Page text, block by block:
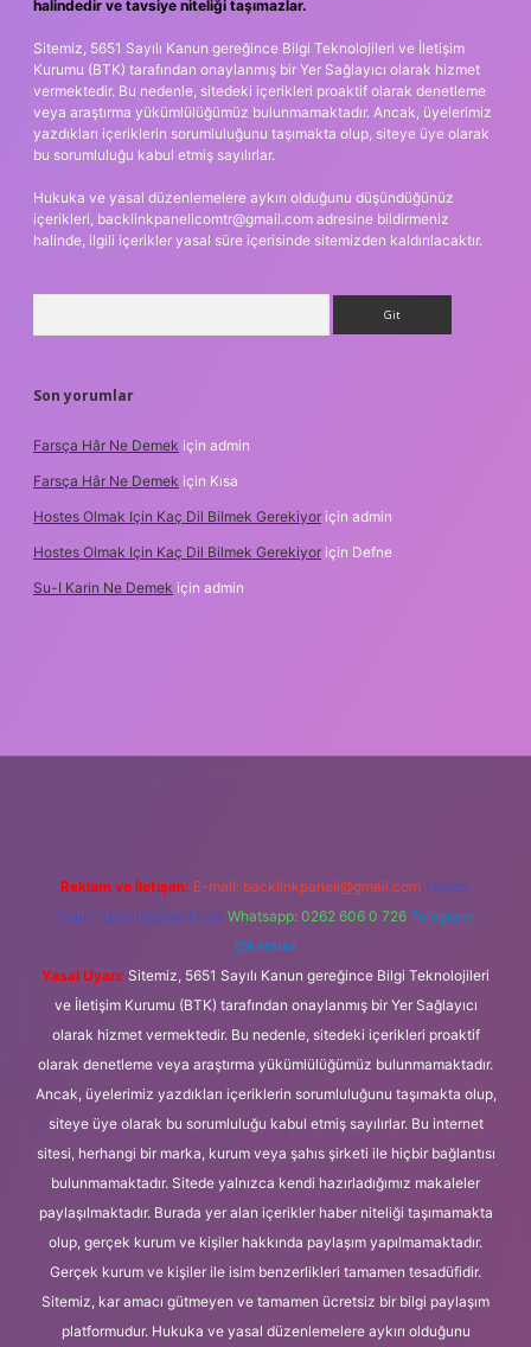
halindedir ve tavsiye niteliği taşımazlar.
Sitemiz, 5651 Sayılı Kanun gereğince Bilgi Teknolojileri ve İletişim
Kurumu (BTK) tarafından onaylanmış bir Yer Sağlayıcı olarak hizmet
vermektedir. Bu nedenle, sitedeki içerikleri proaktif olarak denetleme
veya araştırma yükümlülüğümüz bulunmamaktadır. Ancak, üyelerimiz
yazdıkları içeriklerin sorumluluğunu taşımakta olup, siteye üye olarak
bu sorumluluğu kabul etmiş sayılırlar.
Hukuka ve yasal düzenlemelere aykırı olduğunu düşündüğünüz
içerikleri, backlinkpanelicomtr@gmail.com adresine bildirmeniz
halinde, ilgili içerikler yasal süre içerisinde sitemizden kaldırılacaktır.
Son yorumlar
Farsça Hâr Ne Demek için admin
Farsça Hâr Ne Demek için Kısa
Hostes Olmak Için Kaç Dil Bilmek Gerekiyor için admin
Hostes Olmak Için Kaç Dil Bilmek Gerekiyor için Defne
Su-I Karin Ne Demek için admin
Reklam ve İletişim: E-mail: backlinkpaneli@gmail.com Teams:
forumhizmeti@gmail.com Whatsapp: 0262 606 0 726 Telegram:
@karabul
Yasal Uyarı: Sitemiz, 5651 Sayılı Kanun gereğince Bilgi Teknolojileri
ve İletişim Kurumu (BTK) tarafından onaylanmış bir Yer Sağlayıcı
olarak hizmet vermektedir. Bu nedenle, sitedeki içerikleri proaktif
olarak denetleme veya araştırma yükümlülüğümüz bulunmamaktadır.
Ancak, üyelerimiz yazdıkları içeriklerin sorumluluğunu taşımakta olup,
siteye üye olarak bu sorumluluğu kabul etmiş sayılırlar. Bu internet
sitesi, herhangi bir marka, kurum veya şahıs şirketi ile hiçbir bağlantısı
bulunmamaktadır. Sitede yalnızca kendi hazırladığımız makaleler
paylaşılmaktadır. Burada yer alan içerikler haber niteliği taşımamakta
olup, gerçek kurum ve kişiler hakkında paylaşım yapılmamaktadır.
Gerçek kurum ve kişiler ile isim benzerlikleri tamamen tesadüfidir.
Sitemiz, kar amacı gütmeyen ve tamamen ücretsiz bir bilgi paylaşım
platformudur. Hukuka ve yasal düzenlemelere aykırı olduğunu